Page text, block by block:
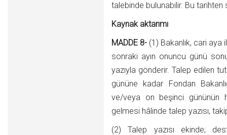
talebinde bulunabilir. Bu
Kaynak aktarımı
MADDE 8- (1) Bakanlık, cari aya
sonraki ayın onuncu günü
yazıyla gönderir. Talep edilen
gününe kadar Fondan
ve/veya on beşinci
gelmesi hâlinde talep yazısı,
(2) Talep yazısı ekinde;